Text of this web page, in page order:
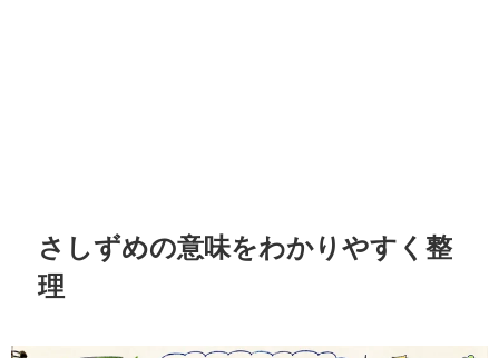
さしずめの意味をわかりやすく整
理